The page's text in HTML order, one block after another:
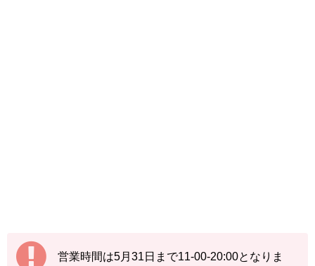
営業時間は5月31日まで11-00-20:00となりま